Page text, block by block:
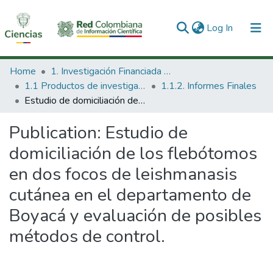
Log In (current)
Communities & Collections
All of DSpace
Home
1. Investigación Financiada con Recursos Públicos
1.1 Productos de investigación
1.1.2. Informes Finales
Estudio de domiciliación de los flebótomos en dos focos de leishmanasis cutánea en el departamento de Boyacá y evaluación de posibles métodos de control.
Publication: Estudio de
domiciliación de los flebótomos
en dos focos de leishmanasis
cutánea en el departamento de
Boyacá y evaluación de posibles
métodos de control.